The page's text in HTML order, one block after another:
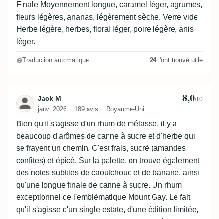
Finale Moyennement longue, caramel léger, agrumes,
fleurs légères, ananas, légèrement sèche. Verre vide
Herbe légère, herbes, floral léger, poire légère, anis
léger.
Traduction automatique 24l'ont trouvé utile
Avis de Jack M
Jack M
janv. 2026 189 avis Royaume-Uni
8,0/10
Bien qu'il s'agisse d'un rhum de mélasse, il y a
beaucoup d'arômes de canne à sucre et d'herbe qui
se frayent un chemin. C'est frais, sucré (amandes
confites) et épicé. Sur la palette, on trouve également
des notes subtiles de caoutchouc et de banane, ainsi
qu'une longue finale de canne à sucre. Un rhum
exceptionnel de l'emblématique Mount Gay. Le fait
qu'il s'agisse d'un single estate, d'une édition limitée,